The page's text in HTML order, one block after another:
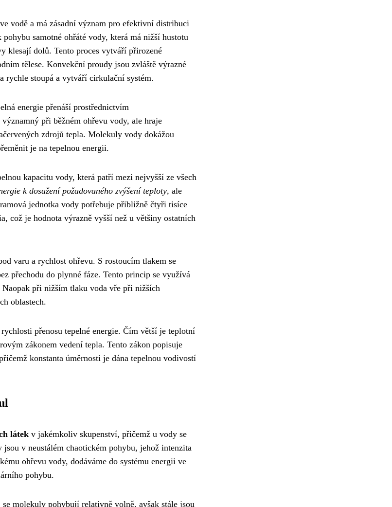
vodě a má zásadní význam pro efektivní distribuci
samotné ohřáté vody, která má nižší hustotu
klesají dolů. Tento proces vytváří přirozené
tělese. Konvekční proudy jsou zvláště výrazné
rychle stoupá a vytváří cirkulační systém.
energie přenáší prostřednictvím
při běžném ohřevu vody, ale hraje
zdrojů tepla. Molekuly vody dokážou
je na tepelnou energii.
kapacitu vody, která patří mezi nejvyšší ze všech
k dosažení požadovaného zvýšení teploty, ale
jednotka vody potřebuje přibližně čtyři tisíce
což je hodnota výrazně vyšší než u většiny ostatních
varu a rychlost ohřevu. S rostoucím tlakem se
přechodu do plynné fáze. Tento princip se využívá
při nižším tlaku voda vře při nižších
oblastech.
přenosu tepelné energie. Čím větší je teplotní
zákonem vedení tepla. Tento zákon popisuje
konstanta úměrnosti je dána tepelnou vodivostí
látek v jakémkoliv skupenství, přičemž u vody se
v neustálém chaotickém pohybu, jehož intenzita
ohřevu vody, dodáváme do systému energii ve
pohybu.
molekuly pohybují relativně volně, avšak stále jsou